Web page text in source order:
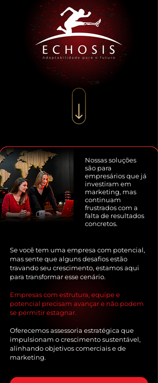
Nossas soluções
são para
empresários que já
investiram em
marketing, mas
continuam
frustrados com a
falta de resultados
concretos.
Se você tem uma empresa com potencial,
mas sente que alguns desafios estão
travando seu crescimento, estamos aqui
para transformar esse cenário.
Empresas com estrutura, equipe e
potencial precisam avançar e não podem
se permitir estagnar.
Oferecemos assessoria estratégica que
impulsionam o crescimento sustentável,
alinhando objetivos comerciais e de
marketing.